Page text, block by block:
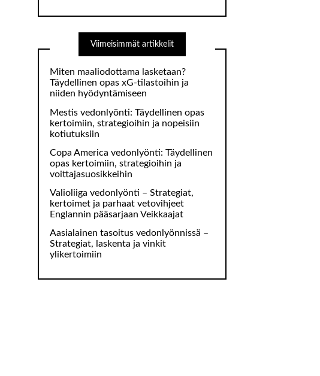
Viimeisimmät artikkelit
Miten maaliodottama lasketaan?
Täydellinen opas xG-tilastoihin ja
niiden hyödyntämiseen
Mestis vedonlyönti: Täydellinen opas
kertoimiin, strategioihin ja nopeisiin
kotiutuksiin
Copa America vedonlyönti: Täydellinen
opas kertoimiin, strategioihin ja
voittajasuosikkeihin
Valioliiga vedonlyönti – Strategiat,
kertoimet ja parhaat vetovihjeet
Englannin pääsarjaan Veikkaajat
Aasialainen tasoitus vedonlyönnissä –
Strategiat, laskenta ja vinkit
ylikertoimiin